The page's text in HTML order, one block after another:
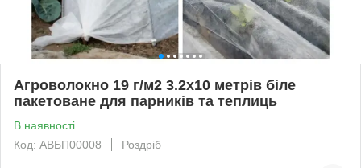
Агроволокно 19 г/м2 3.2х10 метрів біле
пакетоване для парників та теплиць
В наявності
Код: АВБП00008
Роздріб